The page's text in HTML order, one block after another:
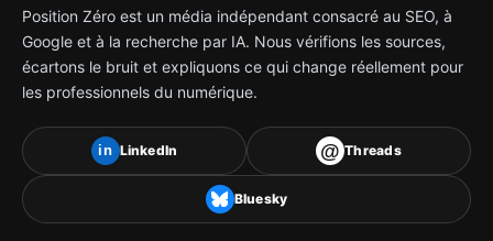
Position Zéro est un média indépendant consacré au SEO, à
Google et à la recherche par IA. Nous vérifions les sources,
écartons le bruit et expliquons ce qui change réellement pour
les professionnels du numérique.
in LinkedIn @ Threads
Bluesky